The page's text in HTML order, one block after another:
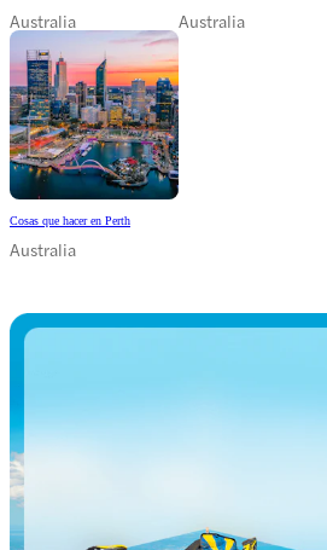
Australia Australia
Cosas que hacer en Perth
Australia